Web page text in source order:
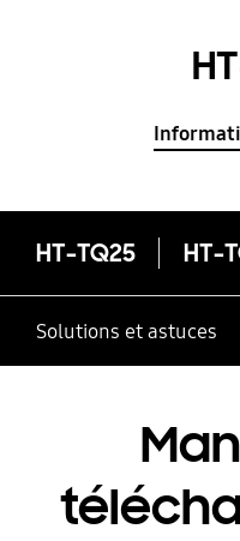
HT-TQ25 HT-
Solutions et astuces